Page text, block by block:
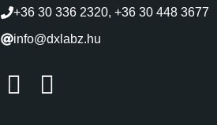
+36 30 336 2320, +36 30 448 3677
info@dxlabz.hu